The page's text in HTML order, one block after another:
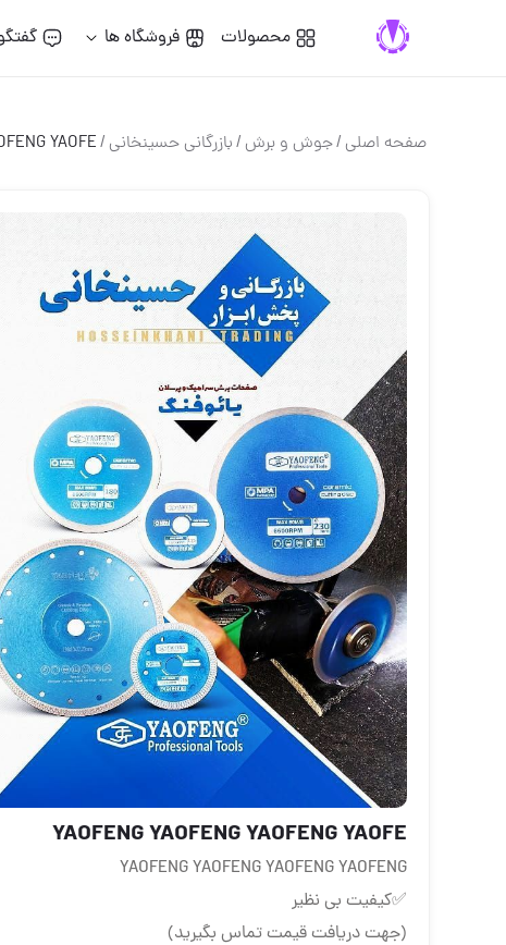
محصولات فروشگاه ها
صفحه اصلی/جوش و برش/بازرگانی حسینخانی/
YAOFE
YAOFENG YAOFENG YAOFENG YAOFE
YAOFENG YAOFENG YAOFENG YAOFENG
✅کیفیت بی نظیر
(جهت دریافت قیمت تماس بگیرید)